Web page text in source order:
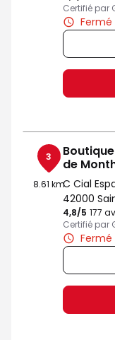
Certifié par
3
8.61 km
de
C Cial
42000
4,8/5 Note
177
Certifié par